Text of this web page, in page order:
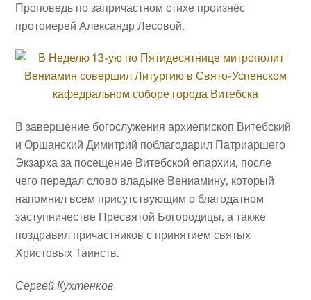
Проповедь по запричастном стихе произнёс
протоиерей Александр Лесовой.
В завершение богослужения архиепископ Витебский
и Оршанский Димитрий поблагодарил Патриаршего
Экзарха за посещение Витебской епархии, после
чего передал слово владыке Вениамину, который
напомнил всем присутствующим о благодатном
заступничестве Пресвятой Богородицы, а также
поздравил причастников с принятием святых
Христовых Таинств.
Сергей Кухтенков